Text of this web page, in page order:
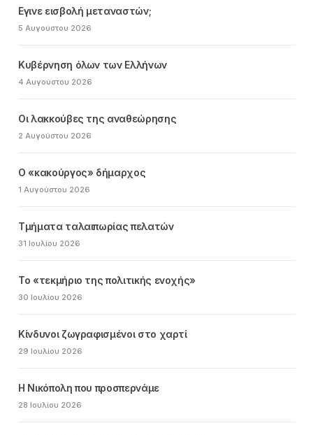
Εγινε εισβολή μεταναστών;
5 Αυγούστου 2026
Κυβέρνηση όλων των Ελλήνων
4 Αυγούστου 2026
Οι λακκούβες της αναθεώρησης
2 Αυγούστου 2026
Ο «κακούργος» δήμαρχος
1 Αυγούστου 2026
Τμήματα ταλαιπωρίας πελατών
31 Ιουλίου 2026
Το «τεκμήριο της πολιτικής ενοχής»
30 Ιουλίου 2026
Κίνδυνοι ζωγραφισμένοι στο χαρτί
29 Ιουλίου 2026
Η Νικόπολη που προσπερνάμε
28 Ιουλίου 2026